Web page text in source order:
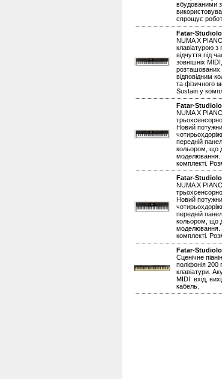
вбудованими
спрощує
Fatar-
NUMA X
клавіатурою
відчуття під
зовнішніх
розташованих
відповідним
та фізичного
Sustain у
Fatar-
NUMA X
Новий
передній
кольором, що
моделювання.
комплекті.
Fatar-
NUMA X
Новий
передній
кольором, що
моделювання.
комплекті.
Fatar-
Сценічне
поліфонія 200
клавіатури.
MIDI: вхід,
кабель.